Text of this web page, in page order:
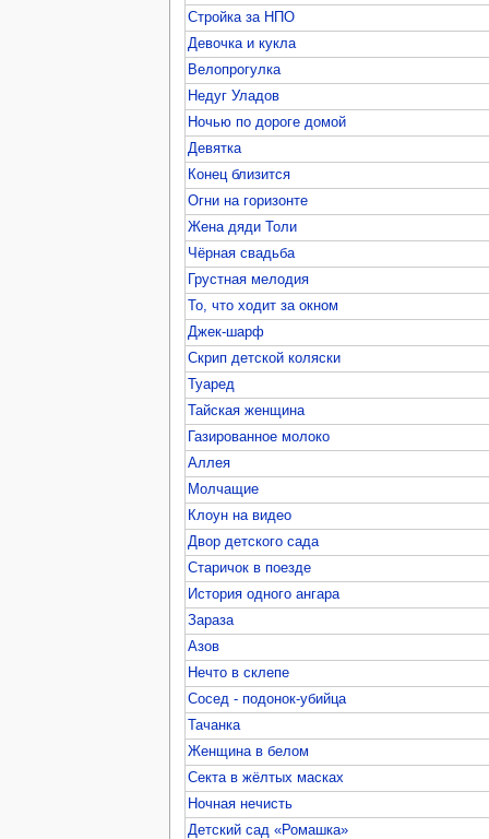
Стройка за НПО
Девочка и кукла
Велопрогулка
Недуг Уладов
Ночью по дороге домой
Девятка
Конец близится
Огни на горизонте
Жена дяди Толи
Чёрная свадьба
Грустная мелодия
То, что ходит за окном
Джек-шарф
Скрип детской коляски
Туаред
Тайская женщина
Газированное молоко
Аллея
Молчащие
Клоун на видео
Двор детского сада
Старичок в поезде
История одного ангара
Зараза
Азов
Нечто в склепе
Сосед - подонок-убийца
Тачанка
Женщина в белом
Секта в жёлтых масках
Ночная нечисть
Детский сад «Ромашка»